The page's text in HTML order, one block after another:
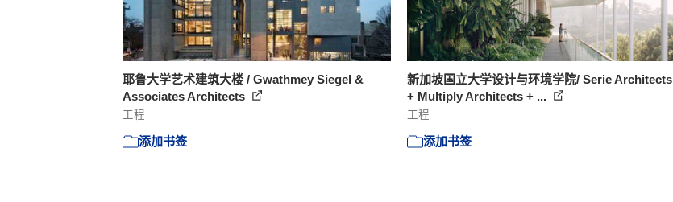
耶鲁大学艺术建筑大楼 / Gwathmey Siegel &
Associates Architects
工程
添加书签
新加坡国立大学设计与环境学院/ Serie Architects
+ Multiply Architects + ...
工程
添加书签